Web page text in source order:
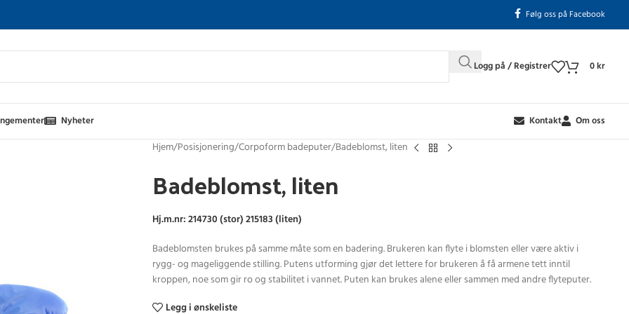
Følg oss på Facebook
Logg på / Registrer 0kr
Nyheter Kontakt Om oss
Hjem Posisjonering Corpoform badeputer Badeblomst, liten
Badeblomst, liten
Hj.m.nr: 214730 (stor) 215183 (liten)
Badeblomsten brukes på samme måte som en badering. Brukeren kan flyte i blomsten eller være aktiv i
rygg- og mageliggende stilling. Putens utforming gjør det lettere for brukeren å få armene tett inntil
kroppen, noe som gir ro og stabilitet i vannet. Puten kan brukes alene eller sammen med andre flyteputer.
Legg i ønskeliste